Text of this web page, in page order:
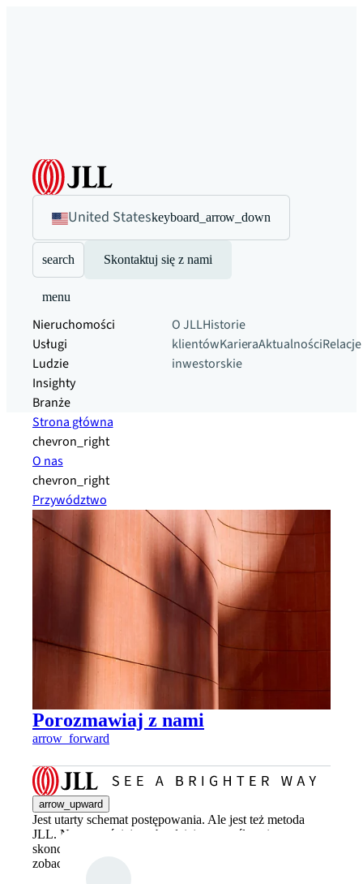
United Stateskeyboard_arrow_down
search Skontaktuj się z nami
menu
Nieruchomości
Usługi
Ludzie
Insighty
Branże
O JLLHistorie
klientówKarieraAktualnościRelacje
inwestorskie
Strona główna
chevron_right
O nas
chevron_right
Przywództwo
Porozmawiaj z nami
arrow_forward
arrow_upward
Jest utarty schemat postępowania. Ale jest też metoda
JLL. Nowocześniejsza, bardziej przemyślana i
skoncentrowana na człowieku. Przekonaj się, jak z JLL
zobaczysz lepsze perspektywy.